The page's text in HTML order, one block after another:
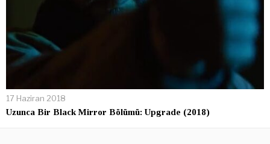
17 Haziran 2018
Uzunca Bir Black Mirror Bölümü: Upgrade (2018)